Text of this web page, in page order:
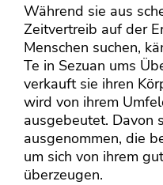
Während sie aus
Zeitvertreib auf der
Menschen suchen,
Te in Sezuan ums
verkauft sie ihren
wird von ihrem
ausgebeutet. Davon
ausgenommen, die
um sich von ihrem
überzeugen.